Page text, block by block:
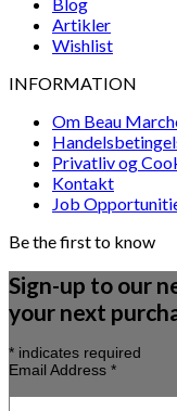
Artikler
Wishlist
INFORMATION
Om Beau
Privatliv og
Kontakt
Job
Be the first to know
Sign-up to our
your next
* indicates required
Email Address *